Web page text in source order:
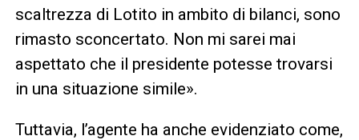
scaltrezza di Lotito in ambito di bilanci, sono
rimasto sconcertato. Non mi sarei mai
aspettato che il presidente potesse trovarsi
in una situazione simile».
Tuttavia, l’agente ha anche evidenziato come,